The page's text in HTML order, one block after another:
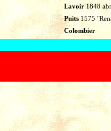
Lavoir1848
Puits 1575
Colombier